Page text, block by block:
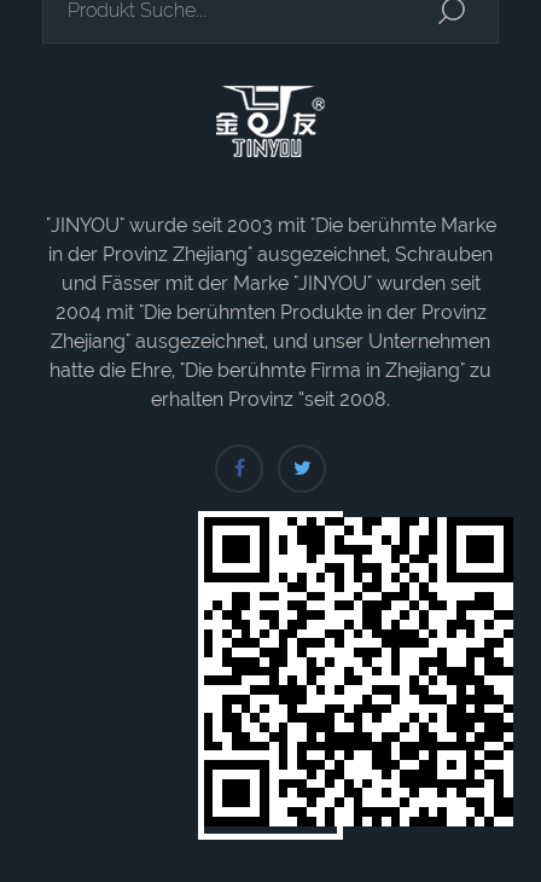
"JINYOU" wurde seit 2003 mit "Die berühmte Marke
in der Provinz Zhejiang" ausgezeichnet, Schrauben
und Fässer mit der Marke "JINYOU" wurden seit
2004 mit "Die berühmten Produkte in der Provinz
Zhejiang" ausgezeichnet, und unser Unternehmen
hatte die Ehre, "Die berühmte Firma in Zhejiang" zu
erhalten Provinz “seit 2008.